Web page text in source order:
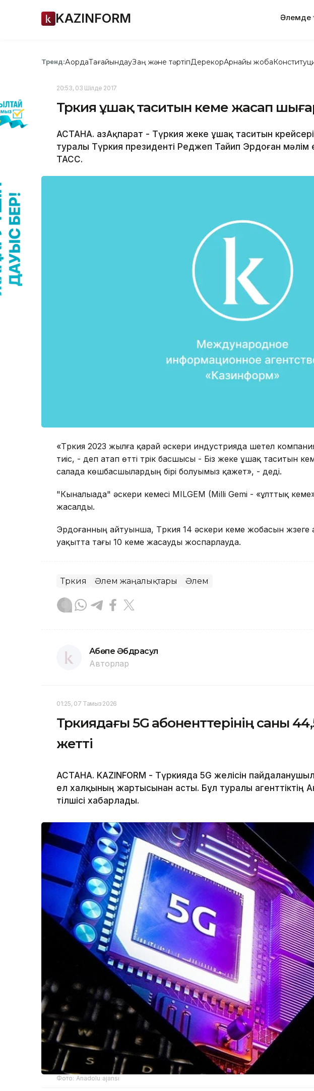
KAZINFORM Әлемде
Тренд:АқордаТағайындауЗаң және тәртіпДерекқорАрнайы жоба
20:53, 03 Шілде 2017
Түркия ұшақ таситын кеме жасап
АСТАНА. ҚазАқпарат - Түркия жеке ұшақ таситын
туралы Түркия президенті Реджеп Тайип Эрдоған мәлім
ТАСС.
«Түркия 2023 жылға қарай әскери индустрияда шетел
тиіс, - деп атап өтті түрік басшысы - Біз жеке ұшақ таситын
салада көшбасшылардың бірі болуымыз қажет», - деді.
"Кыналыада" әскери кемесі MILGEM (Milli Gemi - «ұлттық
жасалды.
Эрдоғанның айтуынша, Түркия 14 әскери кеме жобасын жүзеге
уақытта тағы 10 кеме жасауды жоспарлауда.
Түркия Әлем жаңалықтары Әлем
Ақбөпе Әбдрасул
Авторлар
01:25, 07 Тамыз 2026
Түркиядағы 5G абоненттерінің саны
жетті
АСТАНА. KAZINFORM - Түркияда 5G желісін
ел халқының жартысынан асты. Бұл туралы агенттіктің
тілшісі хабарлады.
Фото: Anadolu ajansı